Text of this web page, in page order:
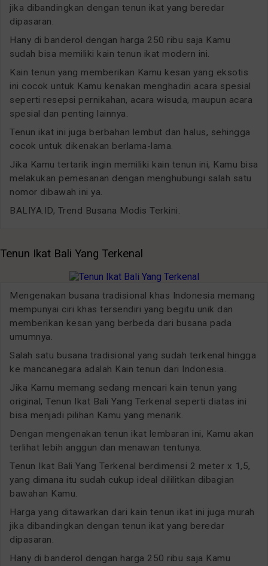
jika dibandingkan dengan tenun ikat yang beredar
dipasaran.
Hany di banderol dengan harga 250 ribu saja Kamu
sudah bisa memiliki kain tenun ikat modern ini.
Kain tenun yang memberikan Kamu kesan yang eksotis
ini cocok untuk Kamu kenakan menghadiri acara spesial
seperti resepsi pernikahan, acara wisuda, maupun acara
spesial dan penting lainnya.
Tenun ikat ini juga berbahan lembut dan halus, sehingga
cocok untuk dikenakan berlama-lama.
Jika Kamu tertarik ingin memiliki kain tenun ini, Kamu bisa
melakukan pemesanan dengan menghubungi salah satu
nomor dibawah ini ya.
BALIYA.ID, Trend Busana Modis Terkini.
Tenun Ikat Bali Yang Terkenal
Mengenakan busana tradisional khas Indonesia memang
mempunyai ciri khas tersendiri yang begitu unik dan
memberikan kesan yang berbeda dari busana pada
umumnya.
Salah satu busana tradisional yang sudah terkenal hingga
ke mancanegara adalah Kain tenun dari Indonesia.
Jika Kamu memang sedang mencari kain tenun yang
original, Tenun Ikat Bali Yang Terkenal seperti diatas ini
bisa menjadi pilihan Kamu yang menarik.
Dengan mengenakan tenun ikat lembaran ini, Kamu akan
terlihat lebih anggun dan menawan tentunya.
Tenun Ikat Bali Yang Terkenal berdimensi 2 meter x 1,5,
yang dimana itu sudah cukup ideal dililitkan dibagian
bawahan Kamu.
Harga yang ditawarkan dari kain tenun ikat ini juga murah
jika dibandingkan dengan tenun ikat yang beredar
dipasaran.
Hany di banderol dengan harga 250 ribu saja Kamu